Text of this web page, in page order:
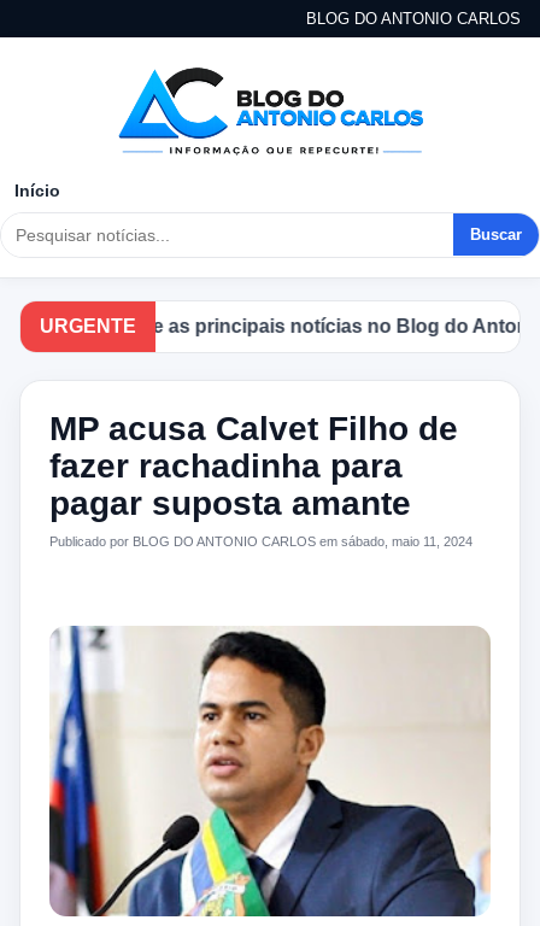
BLOG DO ANTONIO CARLOS
Início
Buscar
URGENTE
Acompanhe as principais notícias no Blog do Antonio
MP acusa Calvet Filho de
fazer rachadinha para
pagar suposta amante
Publicado por BLOG DO ANTONIO CARLOS em sábado, maio 11, 2024